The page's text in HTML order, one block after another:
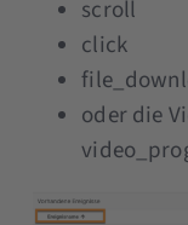
scroll
click
oder die